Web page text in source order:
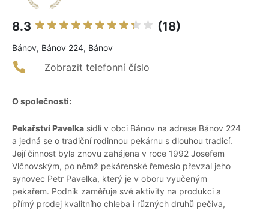
8.3 (18)
Bánov, Bánov 224, Bánov
Zobrazit telefonní číslo
O společnosti:
Pekařství Pavelka sídlí v obci Bánov na adrese Bánov 224
a jedná se o tradiční rodinnou pekárnu s dlouhou tradicí.
Její činnost byla znovu zahájena v roce 1992 Josefem
Vlčnovským, po němž pekárenské řemeslo převzal jeho
synovec Petr Pavelka, který je v oboru vyučeným
pekařem. Podnik zaměřuje své aktivity na produkci a
přímý prodej kvalitního chleba i různých druhů pečiva,